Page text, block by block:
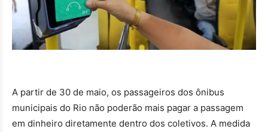
A partir de 30 de maio, os passageiros dos ônibus
municipais do Rio não poderão mais pagar a passagem
em dinheiro diretamente dentro dos coletivos. A medida